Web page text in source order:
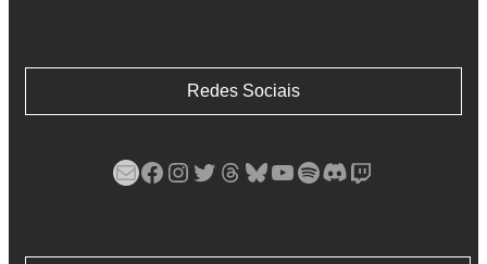
Redes Sociais
Mail Facebook Instagram Twitter Threads Bluesky YouTube Spotify Discord Twitch